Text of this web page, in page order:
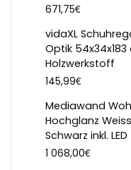
671,75€
vidaXL
Optik 54x34x183
Holzwerkstoff
145,99€
Mediawand
Hochglanz
Schwarz inkl. LED
1 068,00€